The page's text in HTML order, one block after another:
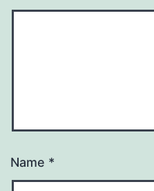
Name *